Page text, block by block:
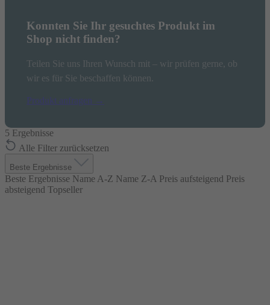
Konnten Sie Ihr gesuchtes Produkt im
Shop nicht finden?
Teilen Sie uns Ihren Wunsch mit – wir prüfen gerne, ob
wir es für Sie beschaffen können.
Produkt anfragen →
5 Ergebnisse
Alle Filter zurücksetzen
Beste Ergebnisse
Beste Ergebnisse Name A-Z Name Z-A Preis aufsteigend Preis
absteigend Topseller